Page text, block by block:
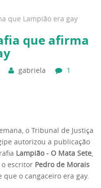
que Lampião era gay
que afirma
gabriela
1
o Tribunal de Justiça
autorizou a publicação
Lampião - O Mata Sete,
escritor Pedro de Morais
que o cangaceiro era gay.